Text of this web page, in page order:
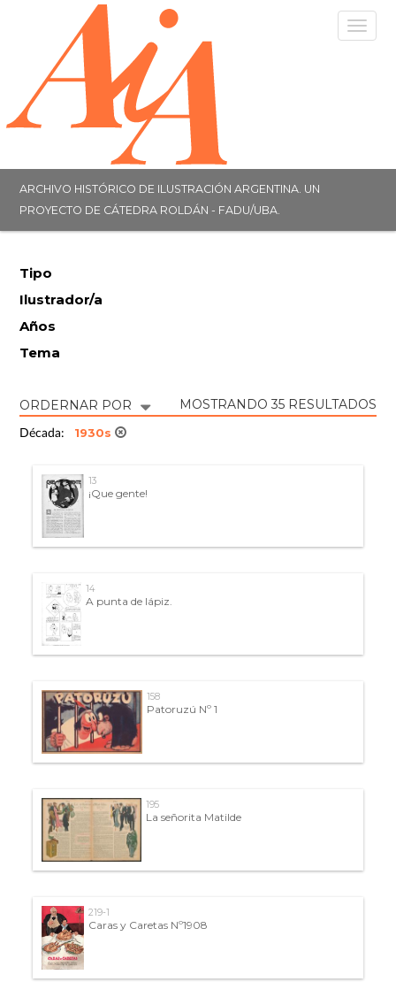
ARCHIVO HISTÓRICO DE ILUSTRACIÓN ARGENTINA. UN
PROYECTO DE CÁTEDRA ROLDÁN - FADU/UBA.
Tipo
Ilustrador/a
Años
Tema
ORDERNAR POR MOSTRANDO 35 RESULTADOS
Década: 1930s
13
¡Que gente!
14
A punta de lápiz.
158
Patoruzú Nº 1
195
La señorita Matilde
219-1
Caras y Caretas Nº1908